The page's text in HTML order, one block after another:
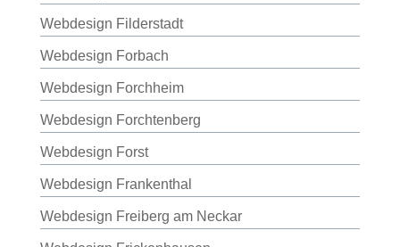
Webdesign Filderstadt
Webdesign Forbach
Webdesign Forchheim
Webdesign Forchtenberg
Webdesign Forst
Webdesign Frankenthal
Webdesign Freiberg am Neckar